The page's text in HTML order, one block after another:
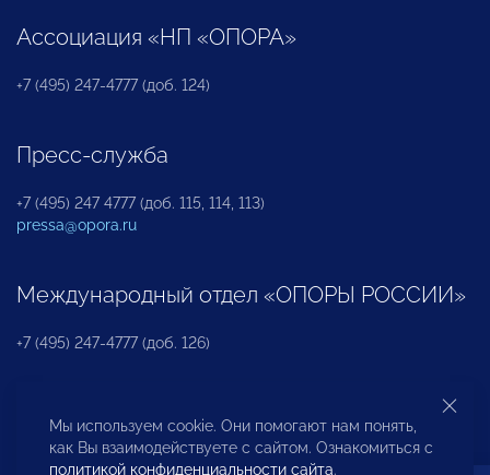
Ассоциация «НП «ОПОРА»
+7 (495) 247-4777 (доб. 124)
Пресс-служба
+7 (495) 247 4777 (доб. 115, 114, 113)
pressa@opora.ru
Международный отдел «ОПОРЫ РОССИИ»
+7 (495) 247-4777 (доб. 126)
Бюро по защите прав предпринимателей и
инвесторов
Мы используем cookie. Они помогают нам понять,
как Вы взаимодействуете с сайтом. Ознакомиться с
политикой конфиденциальности сайта.